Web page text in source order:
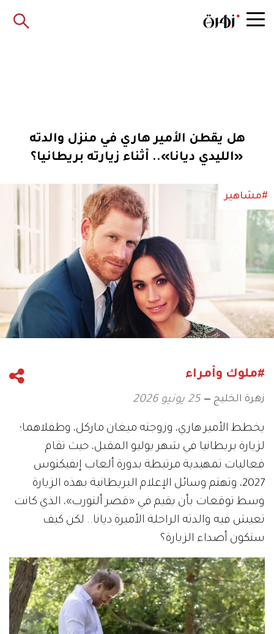
هل يقطن الأمير هاري في منزل والدته
«الليدي ديانا».. أثناء زيارته بريطانيا؟
#مشاهير
#ملوك وأمراء
زهرة الخليج 25 يونيو 2026
يخطط الأمير هاري، وزوجته ميغان ماركل، وطفلاهما؛
لزيارة بريطانيا في شهر يوليو المقبل، حيث تقام
فعاليات تمهيدية مرتبطة بدورة ألعاب إنفيكتوس
2027، وتهتم وسائل الإعلام البريطانية بهذه الزيارة
وسط توقعات بأن يقيم في «قصر ألتورب»، الذي كانت
تعيش فيه والدته الراحلة الأميرة ديانا.. لكن كيف
ستكون أصداء الزيارة؟